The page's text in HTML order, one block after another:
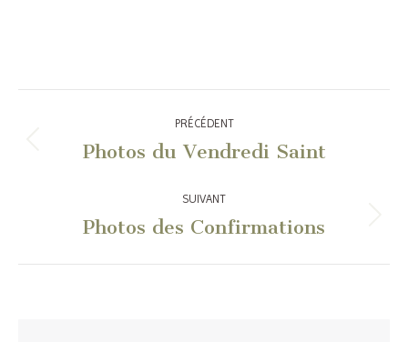
Navigation
article
PRÉCÉDENT
Article
:
Photos du Vendredi Saint
SUIVANT
Article
Photos des Confirmations